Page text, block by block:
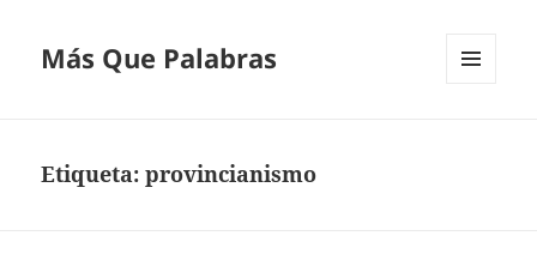
Más Que Palabras
Etiqueta:provincianismo